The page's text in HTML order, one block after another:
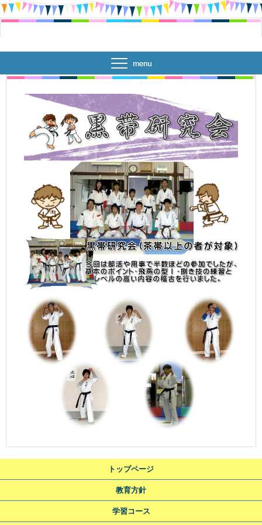
トップページ
教育方針
学習コース